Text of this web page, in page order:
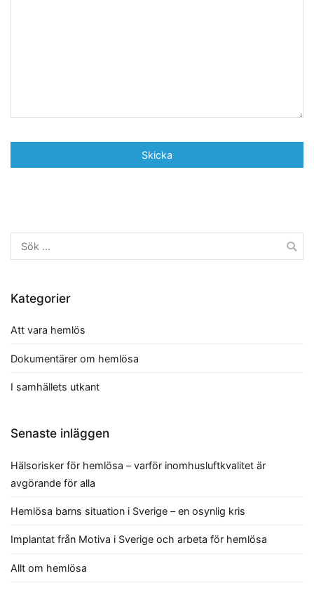
Sök
efter:
Kategorier
Att vara hemlös
Dokumentärer om hemlösa
I samhällets utkant
Senaste inläggen
Hälsorisker för hemlösa – varför inomhusluftkvalitet är
avgörande för alla
Hemlösa barns situation i Sverige – en osynlig kris
Implantat från Motiva i Sverige och arbeta för hemlösa
Allt om hemlösa